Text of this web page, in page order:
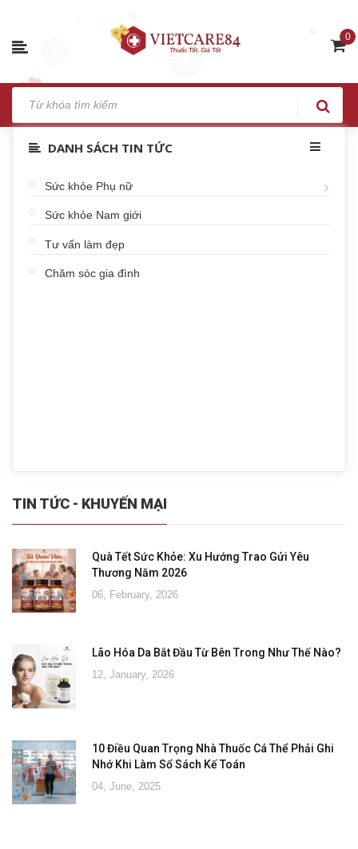
0
DANH SÁCH TIN TỨC
Sức khỏe Phụ nữ
Sức khỏe Nam giới
Tư vấn làm đẹp
Chăm sóc gia đình
TIN TỨC - KHUYẾN MẠI
Quà Tết Sức Khỏe: Xu Hướng Trao Gửi Yêu
Thương Năm 2026
06, February, 2026
Lão Hóa Da Bắt Đầu Từ Bên Trong Như Thế Nào?
12, January, 2026
10 Điều Quan Trọng Nhà Thuốc Cá Thể Phải Ghi
Nhớ Khi Làm Sổ Sách Kế Toán
04, June, 2025